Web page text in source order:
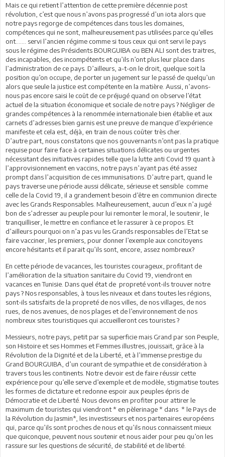
Mais ce qui retient l’attention de cette première décennie post
révolution, c’est que nous n’avons pas progressé d’un iota alors que
notre pays regorge de compétences dans tous les domaines,
compétences qui ne sont, malheureusement pas utilisées parce qu’elles
ont……. servi l’ancien régime comme si tous ceux qui ont servi le pays
sous le régime des Présidents BOURGUIBA ou BEN ALI sont des traitres,
des incapables, des incompétents et qu’ils n’ont plus leur place dans
l’administration de ce pays. D’ailleurs, a-t-on le droit, quelque soit la
position qu’on occupe, de porter un jugement sur le passé de quelqu’un
alors que seule la justice est compétente en la matière. Aussi, n’avons-
nous pas encore saisi le coût de ce préjugé quand on observe l’état
actuel de la situation économique et sociale de notre pays ? Négliger de
grandes compétences à la renommée internationale bien établie et aux
carnets d’adresses bien garnis est une preuve de manque d’expérience
manifeste et cela est, déjà, en train de nous coûter très cher.
D’autre part, nous constatons que nos gouvernants n’ont pas la pratique
requise pour faire face à certaines situations délicates ou urgentes
nécessitant des initiatives rapides telle que la lutte anti Covid 19 quant à
l’approvisionnement en vaccins, notre pays n’ayant pas été assez
prompt dans l’acquisition de ces immunisations. D’autre part, quand le
pays traverse une période aussi délicate, sérieuse et sensible comme
celle de la Covid 19, il a grandement besoin d’être en communion directe
avec les Grands Responsables. Malheureusement, aucun d’eux n’a jugé
bon de s’adresser au peuple pour lui remonter le moral, le soutenir, le
tranquilliser, le mettre en confiance et le rassurer à ce propos. Et
d’ailleurs pourquoi on n’a pas vu les Grands responsables de l’Etat se
faire vacciner, les premiers, pour donner l’exemple aux concitoyens
encore hésitants et il parait qu’ils sont, encore, assez nombreux?
En cette période de vacances, les touristes courageux, profitant de
l’amélioration de la situation sanitaire du Covid 19, viendront en
vacances en Tunisie. Dans quel état de propreté vont-ils trouver notre
pays ? Nos responsables, à tous les niveaux et dans toutes les régions,
sont-ils satisfaits de la propreté de nos villes, de nos villages, de nos
rues, de nos avenues, de nos plages et de l’environnement de nos
nombreux sites touristiques qui accueilleront ces touristes ?
Messieurs, notre pays, petit par sa superficie mais Grand par son Peuple,
son Histoire et ses Hommes et Femmes illustres, jouissait, grâce à la
Révolution de la Dignité et de la Liberté, et à l’immense prestige du
Grand BOURGUIBA, d’un courant de sympathie et de considération à
travers tous les continents. Notre devoir est de faire réussir cette
expérience pour qu’elle serve d’exemple et de modèle, stigmatise toutes
les formes de dictature et redonne espoir aux peuples épris de
Démocratie et de Liberté. Nous devons en profiter pour attirer le
maximum de touristes qui viendront * en pèlerinage * dans * le Pays de
la Révolution du Jasmin*, les investisseurs et nos partenaires européens
qui, parce qu’ils sont proches de nous et qu’ils nous connaissent mieux
que quiconque, peuvent nous soutenir et nous aider pour peu qu’on les
rassure sur les questions de sécurité, de stabilité et de liberté.